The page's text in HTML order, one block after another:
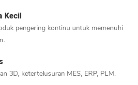
Kecil
pengering kontinu untuk memenuhi
3D, ketertelusuran MES, ERP, PLM.